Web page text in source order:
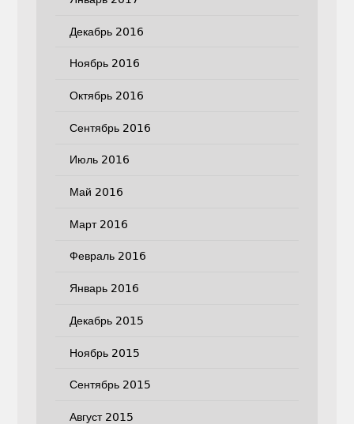
Декабрь 2016
Ноябрь 2016
Октябрь 2016
Сентябрь 2016
Июль 2016
Май 2016
Март 2016
Февраль 2016
Январь 2016
Декабрь 2015
Ноябрь 2015
Сентябрь 2015
Август 2015